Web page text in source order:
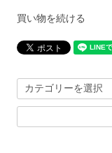
買い物を続ける